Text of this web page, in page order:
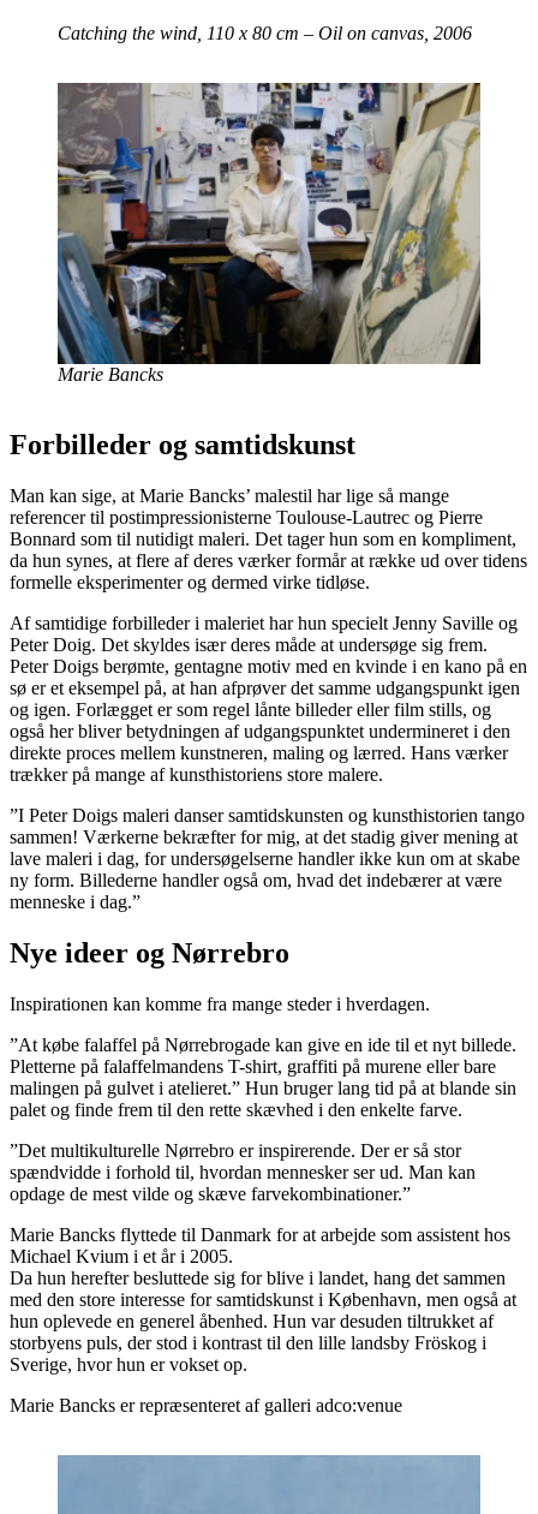
Catching the wind, 110 x 80 cm – Oil on canvas, 2006
Marie Bancks
Forbilleder og samtidskunst
Man kan sige, at Marie Bancks’ malestil har lige så mange
referencer til postimpressionisterne Toulouse-Lautrec og Pierre
Bonnard som til nutidigt maleri. Det tager hun som en kompliment,
da hun synes, at flere af deres værker formår at række ud over tidens
formelle eksperimenter og dermed virke tidløse.
Af samtidige forbilleder i maleriet har hun specielt Jenny Saville og
Peter Doig. Det skyldes især deres måde at undersøge sig frem.
Peter Doigs berømte, gentagne motiv med en kvinde i en kano på en
sø er et eksempel på, at han afprøver det samme udgangspunkt igen
og igen. Forlægget er som regel lånte billeder eller film stills, og
også her bliver betydningen af udgangspunktet undermineret i den
direkte proces mellem kunstneren, maling og lærred. Hans værker
trækker på mange af kunsthistoriens store malere.
”I Peter Doigs maleri danser samtidskunsten og kunsthistorien tango
sammen! Værkerne bekræfter for mig, at det stadig giver mening at
lave maleri i dag, for undersøgelserne handler ikke kun om at skabe
ny form. Billederne handler også om, hvad det indebærer at være
menneske i dag.”
Nye ideer og Nørrebro
Inspirationen kan komme fra mange steder i hverdagen.
”At købe falaffel på Nørrebrogade kan give en ide til et nyt billede.
Pletterne på falaffelmandens T-shirt, graffiti på murene eller bare
malingen på gulvet i atelieret.” Hun bruger lang tid på at blande sin
palet og finde frem til den rette skævhed i den enkelte farve.
”Det multikulturelle Nørrebro er inspirerende. Der er så stor
spændvidde i forhold til, hvordan mennesker ser ud. Man kan
opdage de mest vilde og skæve farvekombinationer.”
Marie Bancks flyttede til Danmark for at arbejde som assistent hos
Michael Kvium i et år i 2005.
Da hun herefter besluttede sig for blive i landet, hang det sammen
med den store interesse for samtidskunst i København, men også at
hun oplevede en generel åbenhed. Hun var desuden tiltrukket af
storbyens puls, der stod i kontrast til den lille landsby Fröskog i
Sverige, hvor hun er vokset op.
Marie Bancks er repræsenteret af galleri adco:venue